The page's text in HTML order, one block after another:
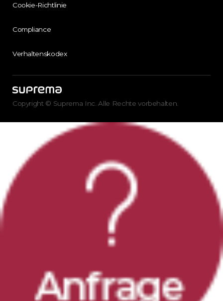
Cookie-Richtlinie
Compliance
Verhaltenskodex
Copyright © Suprema Inc. Alle Rechte vorbehalten.